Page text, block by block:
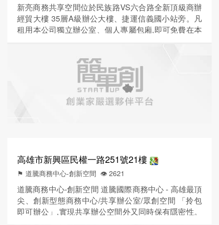
新亮商務共享空間位於民族路VS六合路全新頂級商辦
經貿大樓 35層A級辦公大樓、捷運信義國小站旁。凡
租用本公司獨立辦公室、個人專屬包廂,即可免費在本
高雄市新興區民權一路251號21樓
⚑ 道騰商務中心-創新空間 👁️‍ 2621
道騰商務中心-創新空間 道騰國際商務中心 - 高雄最頂
尖、創新型態商務中心/共享辦公室/眾創空間 「拎包
即可辦公」,實現共享辦公空間外又同時保有隱密性。